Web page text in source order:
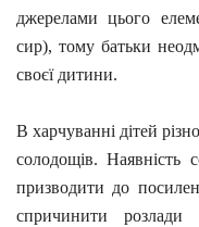
джерелами цього
сир), тому батьки
своєї дитини.
В харчуванні дітей
солодощів. Наявність
призводити до
спричинити розлади